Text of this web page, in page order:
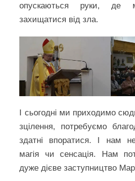
опускаються руки,
захищатися від зла.
І сьогодні ми приходимо
зцілення, потребуємо
здатні впоратися. І нам
магія чи сенсація. Нам
дуже дієве заступництво